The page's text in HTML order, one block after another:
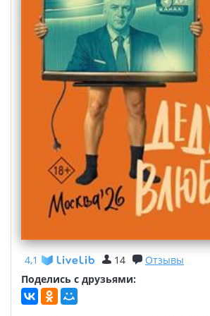
4,1 14
Отзывы
Поделись с друзьями: